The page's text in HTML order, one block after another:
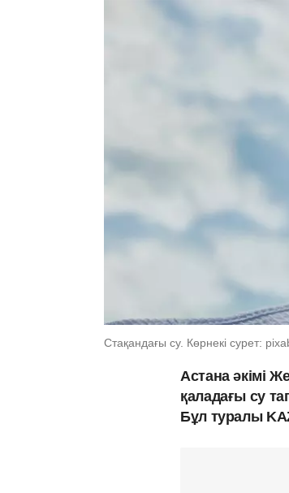
Стақандағы су. Көрнекі сурет:
Астана әкімі
қаладағы су
Бұл туралы